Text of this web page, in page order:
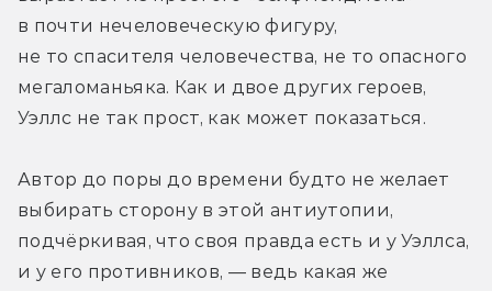
в почти нечеловеческую фигуру,
не то спасителя человечества, не то опасного
мегаломаньяка. Как и двое других героев,
Уэллс не так прост, как может показаться.
Автор до поры до времени будто не желает
выбирать сторону в этой антиутопии,
подчёркивая, что своя правда есть и у Уэллса,
и у его противников, — ведь какая же